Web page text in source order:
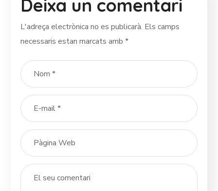
Deixa un comentari
L'adreça electrònica no es publicarà. Els camps
necessaris estan marcats amb*